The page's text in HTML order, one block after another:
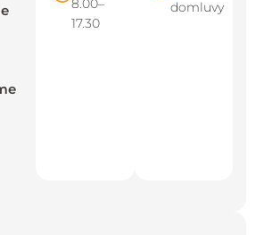
8.00–
17.30
domluvy